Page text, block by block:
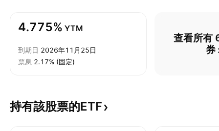
4.775% YTM
到期日 2026年11月25日
票息 2.17% (固定)
查看所有
券
持有該股票的ETF